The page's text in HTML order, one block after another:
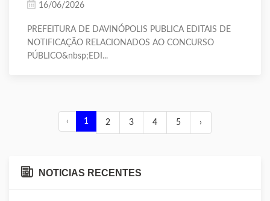
16/06/2026
PREFEITURA DE DAVINÓPOLIS PUBLICA EDITAIS DE
NOTIFICAÇÃO RELACIONADOS AO CONCURSO
PÚBLICO&nbsp;EDI...
‹ 1 2 3 4 5 ›
NOTICIAS RECENTES